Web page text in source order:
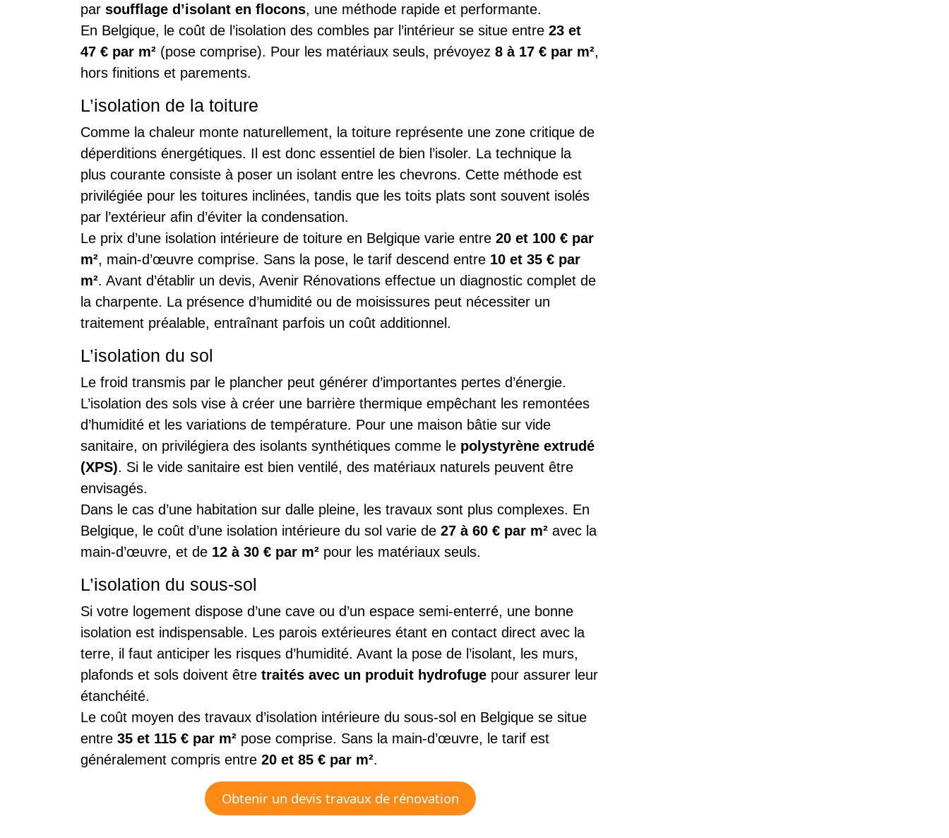
par soufflage d’isolant en flocons, une méthode rapide et performante.
En Belgique, le coût de l’isolation des combles par l’intérieur se situe entre 23 et
47 € par m² (pose comprise). Pour les matériaux seuls, prévoyez 8 à 17 € par m²,
hors finitions et parements.
L’isolation de la toiture
Comme la chaleur monte naturellement, la toiture représente une zone critique de
déperditions énergétiques. Il est donc essentiel de bien l’isoler. La technique la
plus courante consiste à poser un isolant entre les chevrons. Cette méthode est
privilégiée pour les toitures inclinées, tandis que les toits plats sont souvent isolés
par l’extérieur afin d’éviter la condensation.
Le prix d’une isolation intérieure de toiture en Belgique varie entre 20 et 100 € par
m², main-d’œuvre comprise. Sans la pose, le tarif descend entre 10 et 35 € par
m². Avant d’établir un devis, Avenir Rénovations effectue un diagnostic complet de
la charpente. La présence d’humidité ou de moisissures peut nécessiter un
traitement préalable, entraînant parfois un coût additionnel.
L’isolation du sol
Le froid transmis par le plancher peut générer d’importantes pertes d’énergie.
L’isolation des sols vise à créer une barrière thermique empêchant les remontées
d’humidité et les variations de température. Pour une maison bâtie sur vide
sanitaire, on privilégiera des isolants synthétiques comme le polystyrène extrudé
(XPS). Si le vide sanitaire est bien ventilé, des matériaux naturels peuvent être
envisagés.
Dans le cas d’une habitation sur dalle pleine, les travaux sont plus complexes. En
Belgique, le coût d’une isolation intérieure du sol varie de 27 à 60 € par m² avec la
main-d’œuvre, et de 12 à 30 € par m² pour les matériaux seuls.
L’isolation du sous-sol
Si votre logement dispose d’une cave ou d’un espace semi-enterré, une bonne
isolation est indispensable. Les parois extérieures étant en contact direct avec la
terre, il faut anticiper les risques d’humidité. Avant la pose de l’isolant, les murs,
plafonds et sols doivent être traités avec un produit hydrofuge pour assurer leur
étanchéité.
Le coût moyen des travaux d’isolation intérieure du sous-sol en Belgique se situe
entre 35 et 115 € par m² pose comprise. Sans la main-d’œuvre, le tarif est
généralement compris entre 20 et 85 € par m².
Obtenir un devis travaux de rénovation